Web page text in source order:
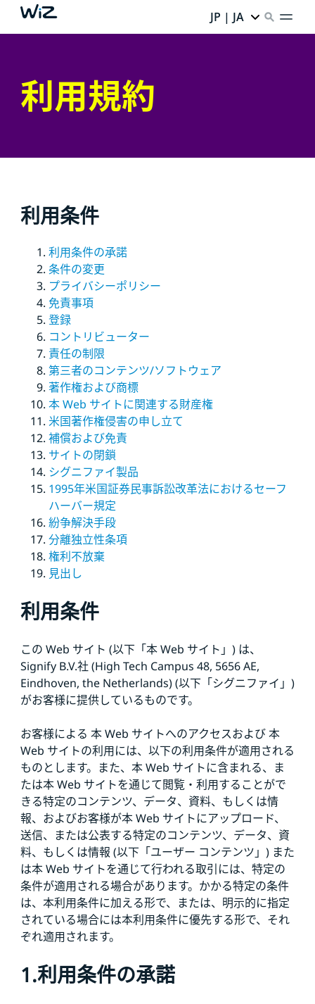
JP | JA
利用規約
利用条件
利用条件の承諾
条件の変更
プライバシーポリシー
免責事項
登録
コントリビューター
責任の制限
第三者のコンテンツ/ソフトウェア
著作権および商標
本 Web サイトに関連する財産権
米国著作権侵害の申し立て
補償および免責
サイトの閉鎖
シグニファイ製品
1995年米国証券民事訴訟改革法におけるセーフ
ハーバー規定
紛争解決手段
分離独立性条項
権利不放棄
見出し
利用条件
この Web サイト (以下「本 Web サイト」) は、
Signify B.V.社 (High Tech Campus 48, 5656 AE,
Eindhoven, the Netherlands) (以下「シグニファイ」)
がお客様に提供しているものです。
お客様による 本 Web サイトへのアクセスおよび 本
Web サイトの利用には、以下の利用条件が適用される
ものとします。また、本 Web サイトに含まれる、ま
たは本 Web サイトを通じて閲覧・利用することがで
きる特定のコンテンツ、データ、資料、もしくは情
報、およびお客様が本 Web サイトにアップロード、
送信、または公表する特定のコンテンツ、データ、資
料、もしくは情報 (以下「ユーザー コンテンツ」) また
は本 Web サイトを通じて行われる取引には、特定の
条件が適用される場合があります。かかる特定の条件
は、本利用条件に加える形で、または、明示的に指定
されている場合には本利用条件に優先する形で、それ
ぞれ適用されます。
1.利用条件の承諾